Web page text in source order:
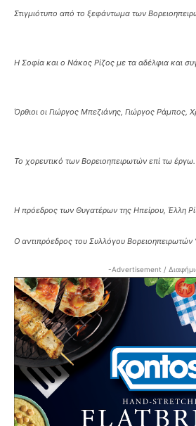
Στιγμιότυπο από το ξεφάντωμα των
Η Σοφία και ο Νάκος Ρίζος με τα αδέλφια και
Όρθιοι οι Γιώργος Μπεζιάνης, Γιώργος
Το χορευτικό των Βορειοηπειρωτών επί τω
Η πρόεδρος των Θυγατέρων της Ηπείρου, Έλλη
Ο αντιπρόεδρος του Συλλόγου
-Advertisement /